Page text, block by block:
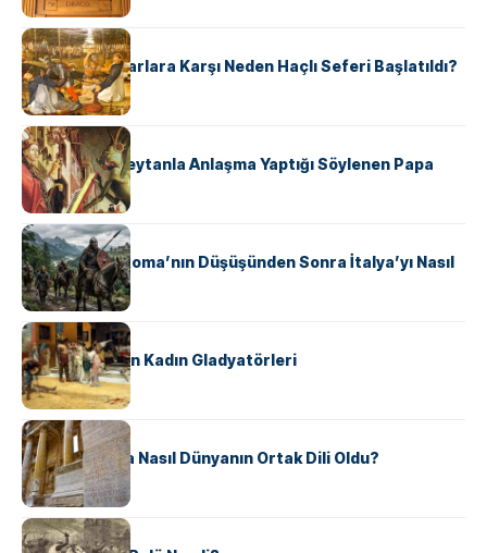
KÜLTÜR
Avrupalı ​​Katharlara Karşı Neden Haçlı Seferi Başlatıldı?
KÜLTÜR
II. Silvester: Şeytanla Anlaşma Yaptığı Söylenen Papa
KÜLTÜR
Ostrogotlar Roma’nın Düşüşünden Sonra İtalya’yı Nasıl
Ele Geçirdi?
KÜLTÜR
Antik Roma’nın Kadın Gladyatörleri
KÜLTÜR
Antik Yunanca Nasıl Dünyanın Ortak Dili Oldu?
KÜLTÜR